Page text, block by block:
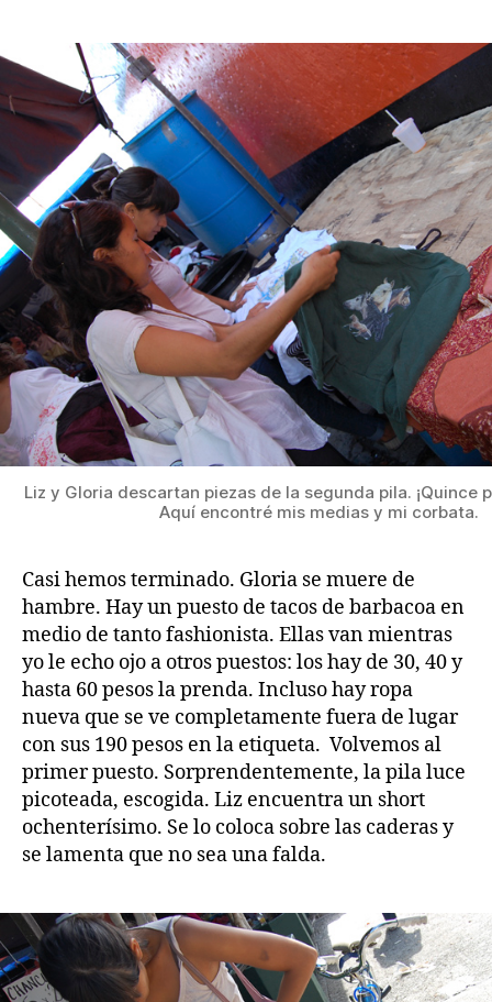
Liz y Gloria descartan piezas de la segunda pila. ¡Quince
Aquí encontré mis medias y mi corbata.
Casi hemos terminado. Gloria se muere de
hambre. Hay un puesto de tacos de barbacoa en
medio de tanto fashionista. Ellas van mientras
yo le echo ojo a otros puestos: los hay de 30, 40 y
hasta 60 pesos la prenda. Incluso hay ropa
nueva que se ve completamente fuera de lugar
con sus 190 pesos en la etiqueta. Volvemos al
primer puesto. Sorprendentemente, la pila luce
picoteada, escogida. Liz encuentra un short
ochenterísimo. Se lo coloca sobre las caderas y
se lamenta que no sea una falda.